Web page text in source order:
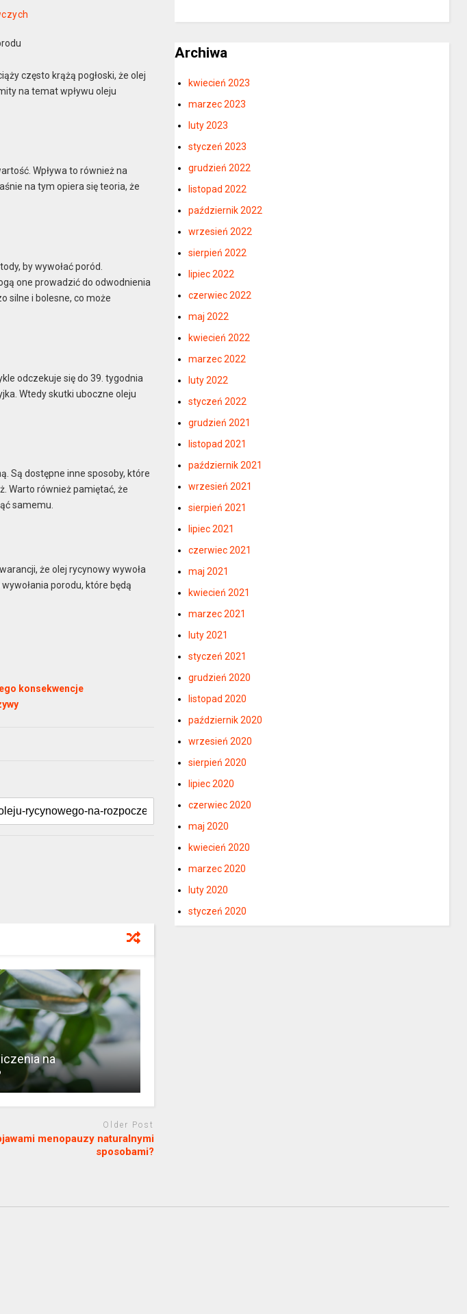
często krążą pogłoski, że olej
na temat wpływu oleju
Wpływa to również na
na tym opiera się teoria, że
by wywołać poród.
one prowadzić do odwodnienia
silne i bolesne, co może
odczekuje się do 39. tygodnia
Wtedy skutki uboczne oleju
Są dostępne inne sposoby, które
Warto również pamiętać, że
samemu.
że olej rycynowy wywoła
porodu, które będą
konsekwencje
na
Older Post
menopauzy naturalnymi
sposobami?
Archiwa
kwiecień 2023
marzec 2023
luty 2023
styczeń 2023
grudzień 2022
listopad 2022
październik 2022
wrzesień 2022
sierpień 2022
lipiec 2022
czerwiec 2022
maj 2022
kwiecień 2022
marzec 2022
luty 2022
styczeń 2022
grudzień 2021
listopad 2021
październik 2021
wrzesień 2021
sierpień 2021
lipiec 2021
czerwiec 2021
maj 2021
kwiecień 2021
marzec 2021
luty 2021
styczeń 2021
grudzień 2020
listopad 2020
październik 2020
wrzesień 2020
sierpień 2020
lipiec 2020
czerwiec 2020
maj 2020
kwiecień 2020
marzec 2020
luty 2020
styczeń 2020